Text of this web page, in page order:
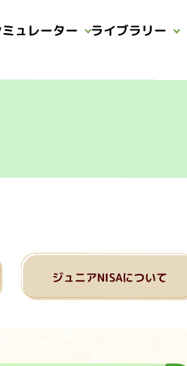
ュレーター
ー
ライブラリー
商品
方針等
ジュニアNISAについて